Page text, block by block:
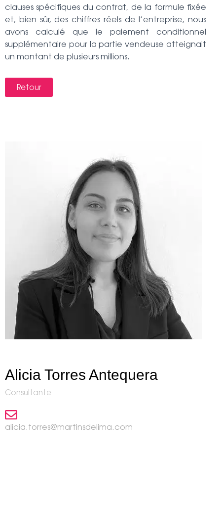
clauses spécifiques du contrat, de la formule fixée
et, bien sûr, des chiffres réels de l’entreprise, nous
avons calculé que le paiement conditionnel
supplémentaire pour la partie vendeuse atteignait
un montant de plusieurs millions.
Retour
Alicia Torres Antequera
Consultante
alicia.torres@martinsdelima.com